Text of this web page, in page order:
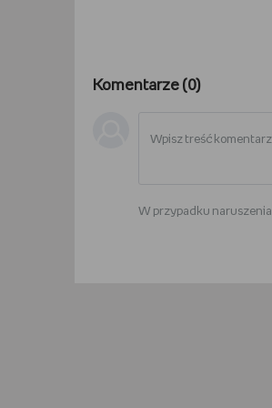
Komentarze (0)
W przypadku naruszenia